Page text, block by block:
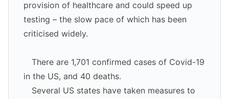
provision of healthcare and could speed up
testing – the slow pace of which has been
criticised widely.
There are 1,701 confirmed cases of Covid-19
in the US, and 40 deaths.
Several US states have taken measures to